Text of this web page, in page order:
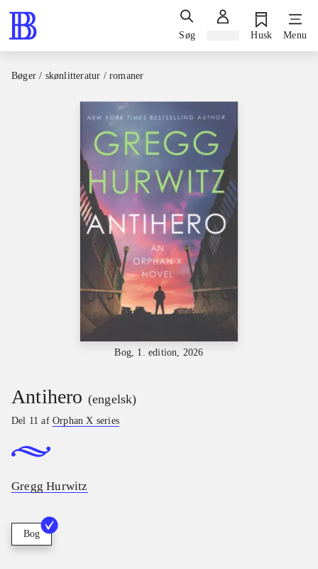
Søg Husk Menu
Bøger / skønlitteratur / romaner
Bog, 1. edition, 2026
Antihero (engelsk)
Del 11 afOrphan X series
Gregg Hurwitz
Bog